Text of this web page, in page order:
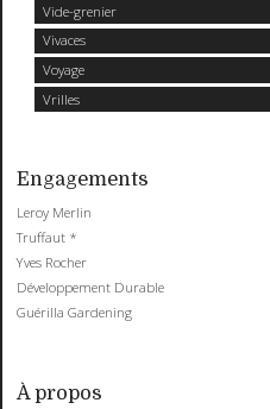
Vide-grenier
Vivaces
Voyage
Vrilles
Engagements
Leroy Merlin
Truffaut *
Yves Rocher
Développement Durable
Guérilla Gardening
À propos